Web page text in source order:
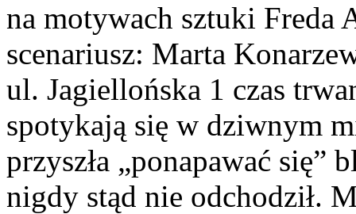
na motywach sztuki Freda
scenariusz: Marta
ul. Jagiellońska 1 czas
spotykają się w dziwnym
przyszła „ponapawać się”
nigdy stąd nie odchodził.